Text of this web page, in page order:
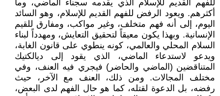
للفهم القديم للإسلام الذي يقدمه سجناء الماضي، وما
أكثرهم. ويعود الرفض للفهم القديم للإسلام، وهو السائد
اليوم، إلى أنه فهم متخلف، وغير مواكب، ومفارق للقيم
الإنسانية. وبهذا يكون معيقاً لتحقيق التعايش، ومهدداً لبناء
السلام المحلي والعالمي، كونه ينطوي على قانون الغابة،
ويدعو لاستدعاء الماضي، الذي يقود إلى ديالكتيك
المتناقضين (الماضي والحاضر) فيجري فيه العنف، وفي
مختلف المجالات. ومن ذلك، العنف مع الآخر، حيث
رفضه، بل الدعوة لقتله، كما هو حال الفهم لدى البعض،